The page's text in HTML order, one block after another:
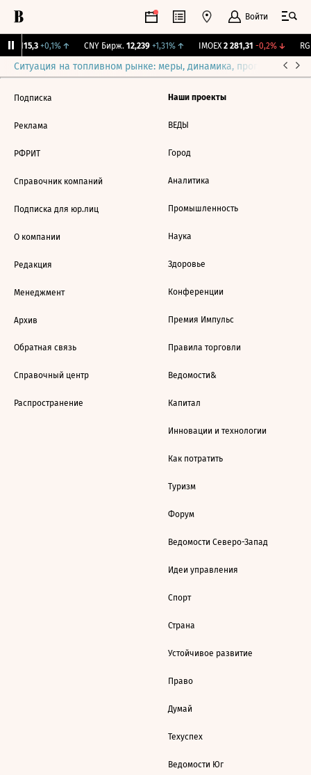
Войти
115,3 +0,1%↑ CNY Бирж. 12,239 +1,31%↑ IMOEX 2 281,31 -0,2%↓
Ситуация на топливном рынке: меры, динамика, прогнозы
Подписка
Реклама
РФРИТ
Справочник компаний
Подписка для юр.лиц
О компании
Редакция
Менеджмент
Архив
Обратная связь
Справочный центр
Распространение
Наши проекты
ВЕДЫ
Город
Аналитика
Промышленность
Наука
Здоровье
Конференции
Премия Импульс
Правила торговли
Ведомости&
Капитал
Инновации и технологии
Как потратить
Туризм
Форум
Ведомости Северо-Запад
Идеи управления
Спорт
Страна
Устойчивое развитие
Право
Думай
Техуспех
Ведомости Юг